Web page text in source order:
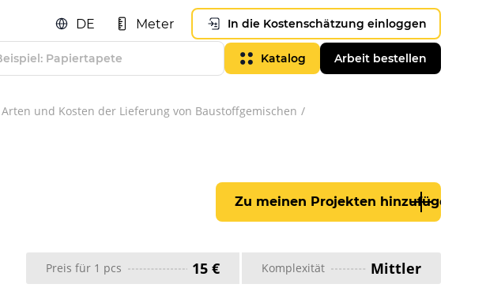
DE Meter In die Kostenschätzung einloggen
Katalog Arbeit bestellen
Arten und Kosten der Lieferung von Baustoffgemischen
Zu meinen Projekten hinzufügen
Preis für 1 pcs 15 € Komplexität Mittler